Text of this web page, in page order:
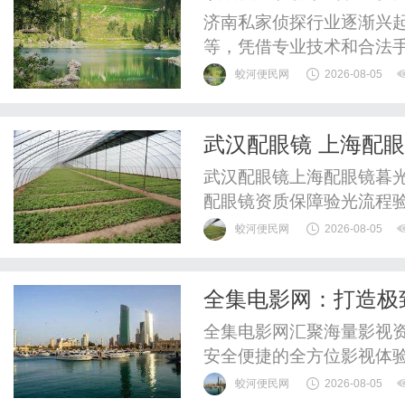
济南私家侦探行业逐渐兴
等，凭借专业技术和合法
解决各类疑难问题。
蛟河便民网 2026-08-05
武汉配眼镜 上海配
武汉配眼镜上海配眼镜暮
配眼镜资质保障验光流程
惠，兼顾高专业度与高性
蛟河便民网 2026-08-05
全集电影网：打造
全集电影网汇聚海量影视
安全便捷的全方位影视体
蛟河便民网 2026-08-05